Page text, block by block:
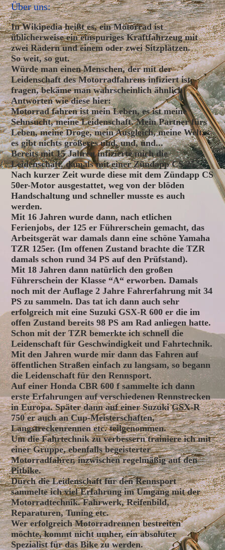
Über uns:
In Wikipedia heißt es, ein Motorrad ist
üblicherweise ein einspuriges Kraftfahrzeug mit
zwei Rädern und einem oder zwei Sitzplätzen.
So weit, so gut.
Würde man einen Menschen, der mit der
Leidenschaft des Motorradfahrens infiziert ist,
fragen, bekäme man wahrscheinlich ähnlich
Antworten wie diese hier:
Motorrad fahren ist mein Leben, es ist meine
Sehnsucht, meine Leidenschaft. Mein Partner fürs
Leben, meine Droge, mein Ausgleich, meine Welt,
es gibt nichts größeres und, und, und...
Bereits mit 15 Jahren infizierte mich die
Leidenschaft, damals mit einer Zündapp CS 25.
Nach kurzer Zeit wurde diese mit dem Zündapp CS
50er-Motor ausgestattet, weg von der blöden
Handschaltung und schneller musste es auch
werden.
Mit 16 Jahren wurde dann, nach etlichen
Ferienjobs, der 125 er Führerschein gemacht, das
Arbeitsgerät war damals dann eine schöne Yamaha
TZR 125er. (Im offenen Zustand brachte die TZR
damals schon rund 34 PS auf den Prüfstand).
Mit 18 Jahren dann natürlich den großen
Führerschein der Klasse “A“ erworben. Damals
noch mit der Auflage 2 Jahre Fahrerfahrung mit 34
PS zu sammeln. Das tat ich dann auch sehr
erfolgreich mit eine Suzuki GSX-R 600 er die im
offen Zustand bereits 98 PS am Rad anliegen hatte.
Schon mit der TZR bemerkte ich schnell die
Leidenschaft für Geschwindigkeit und Fahrtechnik.
Mit den Jahren wurde mir dann das Fahren auf
öffentlichen Straßen einfach zu langsam, so begann
die Leidenschaft für den Rennsport.
Auf einer Honda CBR 600 f sammelte ich dann
erste Erfahrungen auf verschiedenen Rennstrecken
in Europa. Später dann auf einer Suzuki GSX-R
750 er auch an Cup-Meisterschaften,
Langstreckenrennen etc. teilgenommen.
Um die Fahrtechnik zu verbessern trainiere ich mit
einer Gruppe, ebenfalls begeisterter
Motorradfahrer, inzwischen regelmäßig auf den
Pitbike.
Durch die Leidenschaft für den Rennsport
sammelte ich viel Erfahrung im Umgang mit der
Motorradtechnik. Fahrwerk, Reifenbild,
Reparaturen, Tuning etc.
Wer erfolgreich Motorradrennen bestreiten
möchte, kommt nicht umher, ein absoluter
Spezialist für das Bike zu werden.